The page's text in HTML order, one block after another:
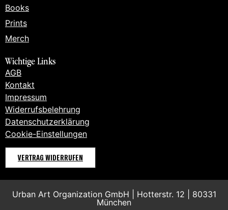
Books
Prints
Merch
Wichtige Links
AGB
Kontakt
Impressum
Widerrufsbelehrung
Datenschutzerklärung
Cookie-Einstellungen
VERTRAG WIDERRUFEN
Urban Art Organization GmbH | Hotterstr. 12 | 80331
München